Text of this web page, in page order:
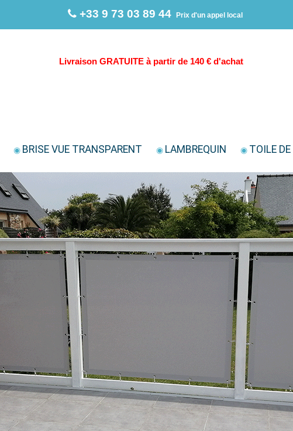
+33 9 73 03 89 44 Prix d'un appel local
Livraison GRATUITE à partir de 140 € d'achat
◉ BRISE VUE TRANSPARENT ◉ LAMBREQUIN ◉ TOILE